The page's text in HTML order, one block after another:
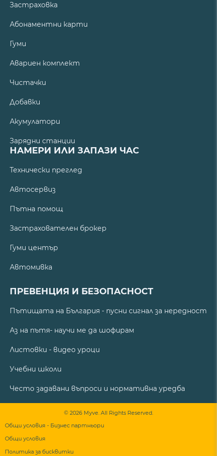
Застраховка
Абонаментни карти
Гуми
Авариен комплект
Чистачки
Добавки
Акумулатори
Зарядни станции
НАМЕРИ ИЛИ ЗАПАЗИ ЧАС
Технически преглед
Автосервиз
Пътна помощ
Застрахователен брокер
Гуми център
Автомивка
ПРЕВЕНЦИЯ И БЕЗОПАСНОСТ
Пътищата на България - пусни сигнал за нередност
Аз на пътя- научи ме да шофирам
Листовки - видео уроци
Учебни школи
Често задавани въпроси и нормативна уредба
© 2026 Myve. All Rights Reserved.
Общи условия - Бизнес партньори
Общи условия
Политика за бисквитки